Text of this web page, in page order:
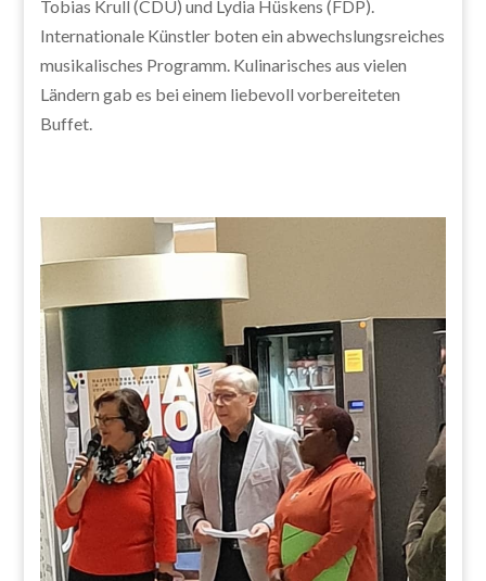
Tobias Krull (CDU) und Lydia Hüskens (FDP).
Internationale Künstler boten ein abwechslungsreiches
musikalisches Programm. Kulinarisches aus vielen
Ländern gab es bei einem liebevoll vorbereiteten
Buffet.